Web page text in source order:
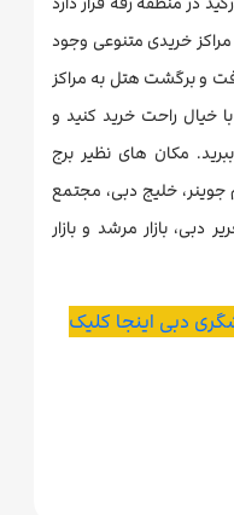
خریدی متنوعی وجود
و برگشت هتل به مراکز
خیال راحت خرید کنید و
مکان های نظیر برج
خلیج دبی، مجتمع
دبی، بازار مرشد و بازار
دبی اینجا کلیک